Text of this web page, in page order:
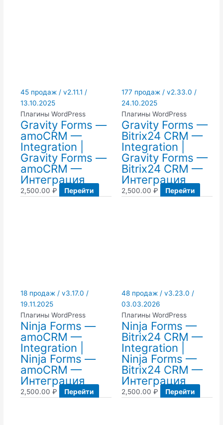
45 продаж / v2.11.1 /
13.10.2025
Плагины WordPress
Gravity Forms —
amoCRM —
Integration |
Gravity Forms —
amoCRM —
Интеграция
2,500.00₽ Перейти
177 продаж / v2.33.0 /
24.10.2025
Плагины WordPress
Gravity Forms —
Bitrix24 CRM —
Integration |
Gravity Forms —
Bitrix24 CRM —
Интеграция
2,500.00 ₽ Перейти
18 продаж / v3.17.0 /
19.11.2025
Плагины WordPress
Ninja Forms —
amoCRM —
Integration |
Ninja Forms —
amoCRM —
Интеграция
2,500.00₽ Перейти
48 продаж / v3.23.0 /
03.03.2026
Плагины WordPress
Ninja Forms —
Bitrix24 CRM —
Integration |
Ninja Forms —
Bitrix24 CRM —
Интеграция
2,500.00 ₽ Перейти